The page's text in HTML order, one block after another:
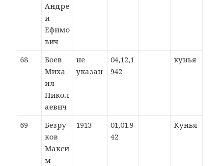
Андре
й
Ефимо
вич
68
Боев
Миха
ил
Никол
аевич
не
указан
04,12,1
942
кунья
69
Безру
ков
Макси
м
1913
01,01.9
42
Кунья